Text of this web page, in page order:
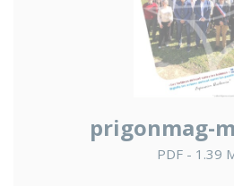
prigonmag-
PDF - 1.39